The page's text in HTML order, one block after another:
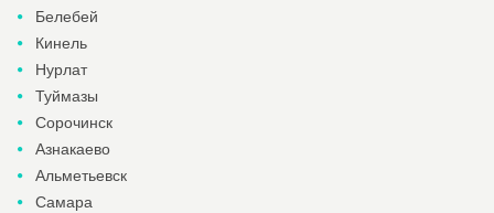
Белебей
Кинель
Нурлат
Туймазы
Сорочинск
Азнакаево
Альметьевск
Самара